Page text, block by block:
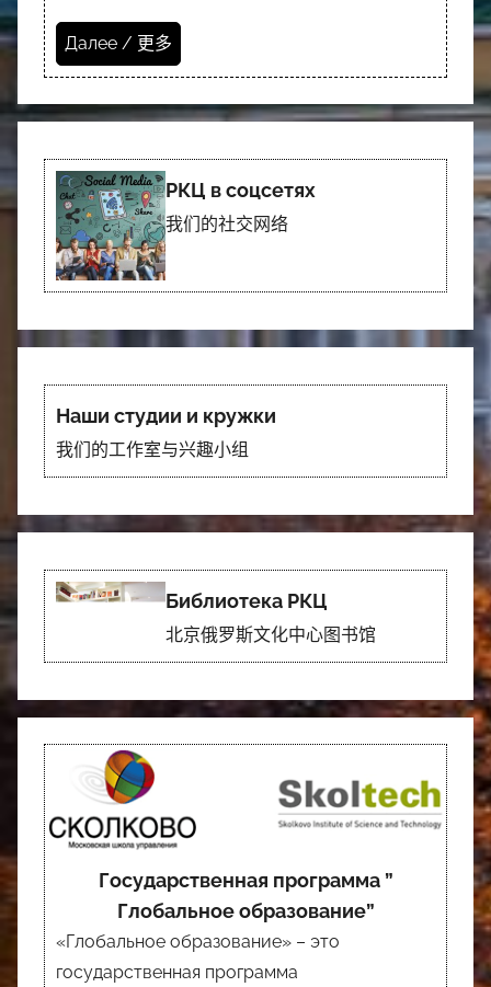
Далее / 更多
РКЦ в соцсетях
我们的社交网络
Наши студии и кружки
我们的工作室与兴趣小组
Библиотека РКЦ
北京俄罗斯文化中心图书馆
Государственная программа ”
Глобальное образование”
«Глобальное образование» – это
государственная программа